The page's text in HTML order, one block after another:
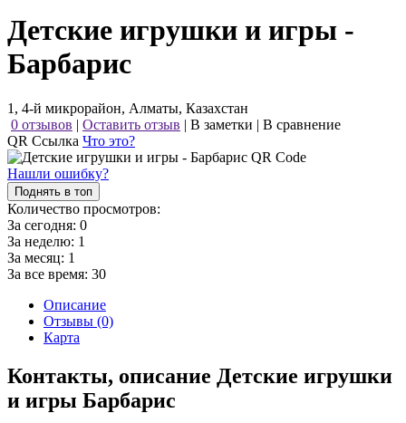
Детские игрушки и игры -
Барбарис
1, 4-й микрорайон, Алматы, Казахстан
0 отзывов | Оставить отзыв | В заметки | В сравнение
QR Ссылка Что это?
Нашли ошибку?
Поднять в топ
Количество просмотров:
За сегодня: 0
За неделю: 1
За месяц: 1
За все время: 30
Описание
Отзывы (0)
Карта
Контакты, описание Детские игрушки
и игры Барбарис